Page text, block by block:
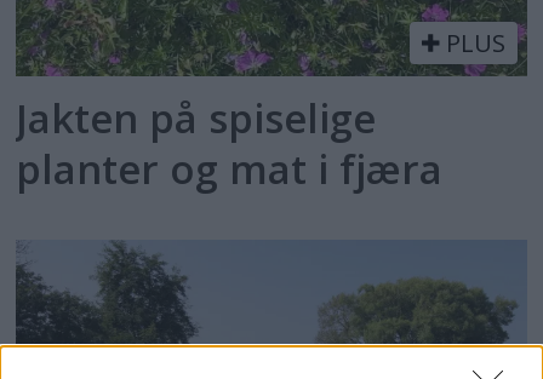
PLUS
Jakten på spiselige
planter og mat i fjæra